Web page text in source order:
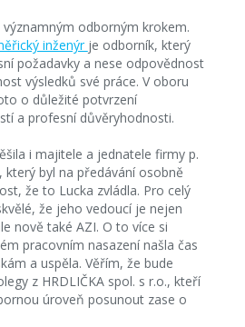
odborným krokem.
inženýr je odborník, který
požadavky a nese odpovědnost
výsledků své práce. V oboru
o důležité potvrzení
a profesní důvěryhodnosti.
i majitele a jednatele firmy p.
který byl na předávání osobně
že to Lucka zvládla. Pro celý
že jeho vedoucí je nejen
nově také AZI. O to více si
pracovním nasazení našla čas
a uspěla. Věřím, že bude
z HRDLIČKA spol. s r.o., kteří
úroveň posunout zase o